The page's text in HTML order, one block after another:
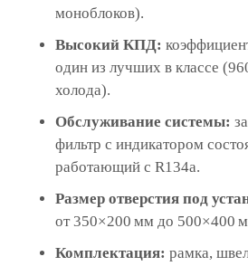
моноблоков).
Высокий КПД:
один из лучших в классе
холода).
Обслуживание системы:
фильтр с индикатором
работающий с R134a.
Размер отверстия под
от 350×200 мм до 500×400
Комплектация: рамка,